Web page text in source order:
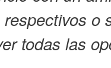
st
o
todas las